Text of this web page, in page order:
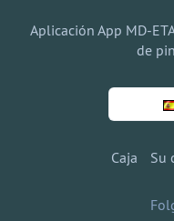
Aplicación App MD-
de
Caja Su